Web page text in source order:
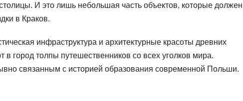
И это лишь небольшая часть объектов, которые должен
в Краков.
инфраструктура и архитектурные красоты древних
в город толпы путешественников со всех уголков мира.
связанным с историей образования современной Польши.